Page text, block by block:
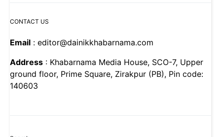
CONTACT US
Email : editor@dainikkhabarnama.com
Address : Khabarnama Media House, SCO-7, Upper
ground floor, Prime Square, Zirakpur (PB), Pin code:
140603